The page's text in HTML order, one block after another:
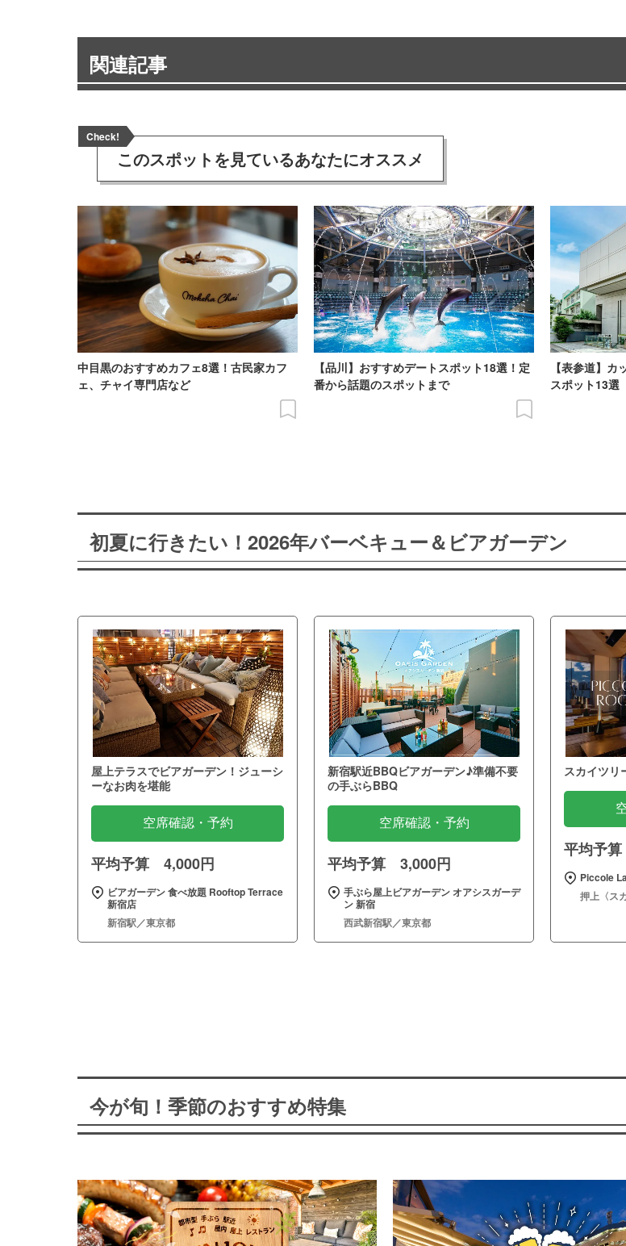
関連記事
Check!
このスポットを見ているあなたにオススメ
中目黒のおすすめカフェ8選！古民家カフ
ェ、チャイ専門店など
【品川】おすすめデートスポット18選！定
番から話題のスポットまで
【表参道】カ
スポット13選
初夏に行きたい！2026年バーベキュー＆ビアガーデン
屋上テラスでビアガーデン！ジューシ
ーなお肉を堪能
空席確認・予約
平均予算 4,000円
ビアガーデン 食べ放題 Rooftop Terrace
新宿店
新宿駅／東京都
新宿駅近BBQビアガーデン♪準備不要
の手ぶらBBQ
空席確認・予約
平均予算 3,000円
手ぶら屋上ビアガーデン オアシスガーデ
ン 新宿
西武新宿駅／東京都
スカイツリ
平均予
Piccole
押上〈ス
今が旬！季節のおすすめ特集